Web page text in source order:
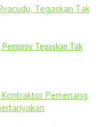
Tegaskan Tak